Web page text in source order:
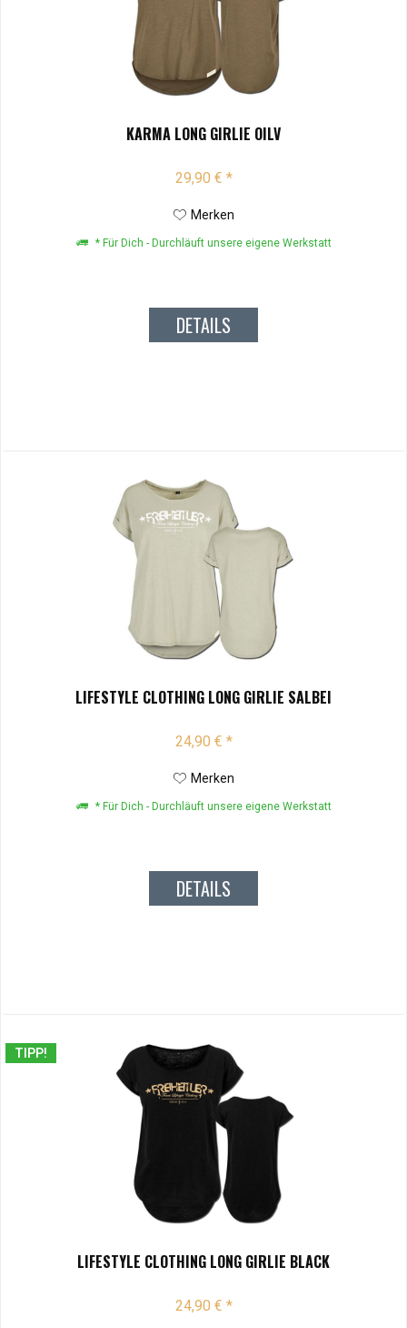
KARMA LONG GIRLIE OILV
29,90 € *
Merken
* Für Dich - Durchläuft unsere eigene Werkstatt
DETAILS
LIFESTYLE CLOTHING LONG GIRLIE SALBEI
24,90 € *
Merken
* Für Dich - Durchläuft unsere eigene Werkstatt
DETAILS
TIPP!
LIFESTYLE CLOTHING LONG GIRLIE BLACK
24,90 € *